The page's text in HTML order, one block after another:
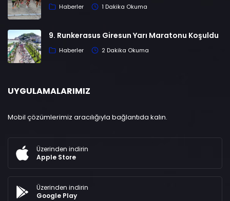
Haberler 1 Dakika Okuma
9. Runkerasus Giresun Yarı Maratonu Koşuldu
Haberler 2 Dakika Okuma
UYGULAMALARIMIZ
Mobil çözümlerimiz aracılığıyla bağlantıda kalın.
Üzerinden indirin
Apple Store
Üzerinden indirin
Google Play